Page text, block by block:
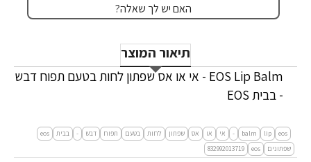
האם יש לך שאלה?
תיאור המוצר
EOS Lip Balm - אי או אס שפתון לחות בטעם תפוח דבש
- בבית EOS
eos
lip
balm
- אי או אס שפתון לחות בטעם תפוח דבש - בבית
eos
שפתונים
eos
832992013719